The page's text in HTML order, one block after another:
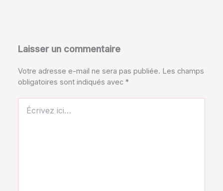
Laisser un commentaire
Votre adresse e-mail ne sera pas publiée. Les champs
obligatoires sont indiqués avec*
ici…